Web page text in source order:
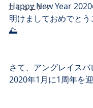
コミュニティ
Happy New Year
明けましておめでと
🌅﻿
さて、アングレイス
2020年1月に1周年を